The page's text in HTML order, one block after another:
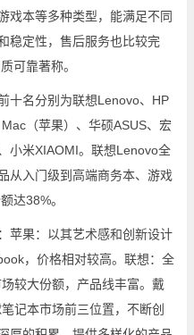
戏本等多种类型，能满足不同
稳定性，售后服务也比较完
可靠著称。
十名分别为联想Lenovo、HP
（苹果）、华硕ASUS、宏
小米XIAOMI。联想Lenovo全
从入门级到高端商务本、游戏
达38%。
苹果：以其艺术感和创新设计
，价格相对较高。联想：全
较大份额，产品线丰富。戴
记本市场前三位置，不断创